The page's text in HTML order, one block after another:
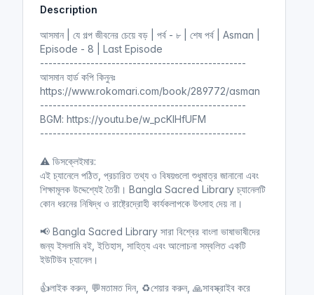
u
s
n
Description
আসমান | যে গল্প জীবনের চেয়ে বড় | পর্ব - ৮ | শেষ পর্ব | Asman |
Episode - 8 | Last Episode
-------------------------------------------------
আসমান হার্ড কপি কিনুনঃ
https://www.rokomari.com/book/289772/asman
-------------------------------------------------
BGM: https://youtu.be/w_pcKIHfUFM
-------------------------------------------------
⚠ ডিসক্লেইমার:
এই চ্যানেলে পঠিত, প্রচারিত তথ্য ও বিষয়গুলো শুধুমাত্র জানানো এবং
শিক্ষামূলক উদ্দেশ্যেই তৈরী। Bangla Sacred Library চ্যানেলটি
কোন ধরনের নিষিদ্ধ ও রাষ্ট্রেদ্রোহী কার্যকলাপকে উৎসাহ দেয় না।
📢 Bangla Sacred Library সারা বিশ্বের বাংলা ভাষাভাষীদের
জন্য ইসলামি বই, ইতিহাস, সাহিত্য এবং আলোচনা সম্বলিত একটি
ইউটিউব চ্যানেল।
👍লাইক করুন, 💬মতামত দিন, ♻শেয়ার করুন, 🙏সাবস্ক্রাইব করে